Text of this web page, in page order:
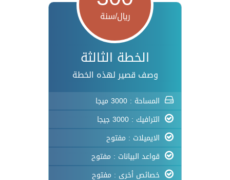
ريال/سنة
الخطة الثالثة
وصف قصير لهذه الخطة
المساحة : 3000 ميجا
الترافيك : 3000 جيجا
الايميلات : مفتوح
قواعد البيانات : مفتوح
خصائص أخرى : مفتوح